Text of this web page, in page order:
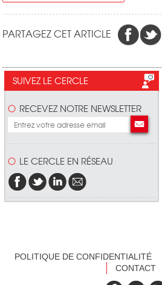
PARTAGEZ CET ARTICLE
SUIVEZ LE CERCLE
RECEVEZ NOTRE NEWSLETTER
LE CERCLE EN RÉSEAU
POLITIQUE DE CONFIDENTIALITÉ
CONTACT